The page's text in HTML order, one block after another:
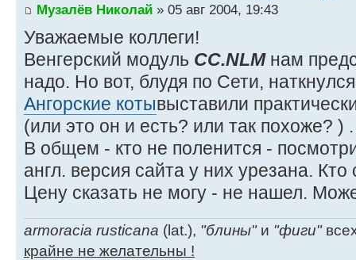
Музалёв Николай » 05 авг 2004, 19:43
Уважаемые коллеги!
Венгерский модуль CC.NLM нам
надо. Но вот, блудя по Сети,
Ангорские котывыставили
(или это он и есть? или так похоже? ) .
В общем - кто не поленится -
англ. версия сайта у них урезана.
Цену сказать не могу - не нашел.
armoracia rusticana (lat.), "блины"и "фиги"
крайне не желательны !